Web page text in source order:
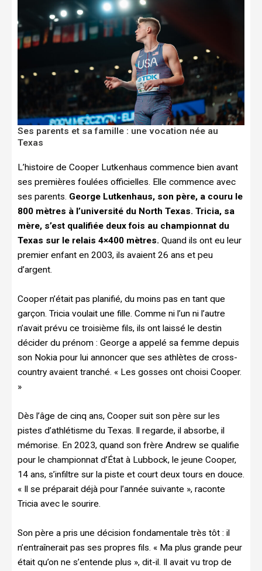
Ses parents et sa famille : une vocation née au
Texas
L’histoire de Cooper Lutkenhaus commence bien avant
ses premières foulées officielles. Elle commence avec
ses parents. George Lutkenhaus, son père, a couru le
800 mètres à l’université du North Texas. Tricia, sa
mère, s’est qualifiée deux fois au championnat du
Texas sur le relais 4×400 mètres. Quand ils ont eu leur
premier enfant en 2003, ils avaient 26 ans et peu
d’argent.
Cooper n’était pas planifié, du moins pas en tant que
garçon. Tricia voulait une fille. Comme ni l’un ni l’autre
n’avait prévu ce troisième fils, ils ont laissé le destin
décider du prénom : George a appelé sa femme depuis
son Nokia pour lui annoncer que ses athlètes de cross-
country avaient tranché. « Les gosses ont choisi Cooper.
»
Dès l’âge de cinq ans, Cooper suit son père sur les
pistes d’athlétisme du Texas. Il regarde, il absorbe, il
mémorise. En 2023, quand son frère Andrew se qualifie
pour le championnat d’État à Lubbock, le jeune Cooper,
14 ans, s’infiltre sur la piste et court deux tours en douce.
« Il se préparait déjà pour l’année suivante », raconte
Tricia avec le sourire.
Son père a pris une décision fondamentale très tôt : il
n’entraînerait pas ses propres fils. « Ma plus grande peur
était qu’on ne s’entende plus », dit-il. Il avait vu trop de